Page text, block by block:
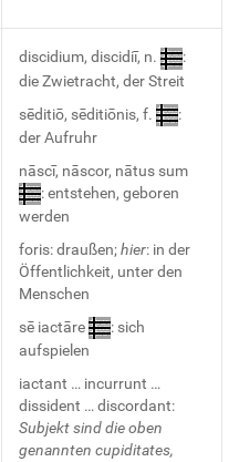
discidium, discidiī, n.
:
die Zwietracht, der Streit
sēditiō, sēditiōnis, f.
:
der Aufruhr
nāscī, nāscor, nātus sum
: entstehen, geboren
werden
foris: draußen;hier: in der
Öffentlichkeit, unter den
Menschen
sē iactāre
: sich
aufspielen
iactant … incurrunt …
dissident … discordant:
Subjekt sind die oben
genannten cupiditates,